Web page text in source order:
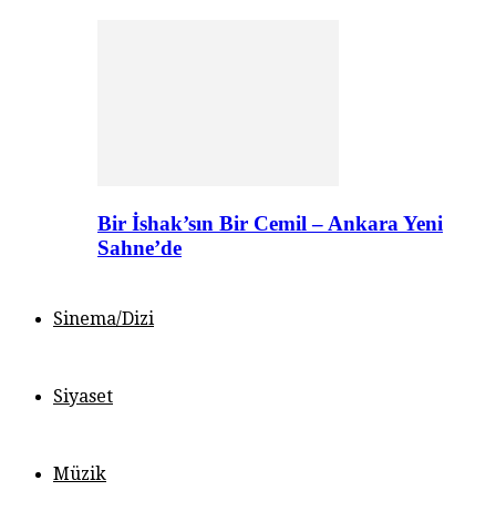
Bir İshak’sın Bir Cemil – Ankara Yeni
Sahne’de
Sinema/Dizi
Siyaset
Müzik